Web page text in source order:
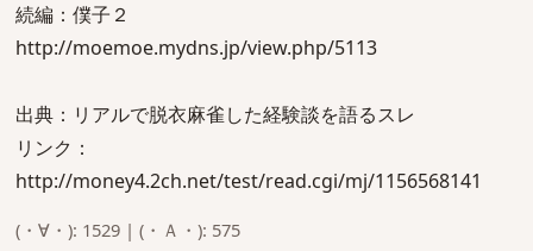
続編：僕子２
http://moemoe.mydns.jp/view.php/5113
出典：リアルで脱衣麻雀した経験談を語るスレ
リンク：
http://money4.2ch.net/test/read.cgi/mj/1156568141
(・∀・): 1529 | (・Ａ・): 575